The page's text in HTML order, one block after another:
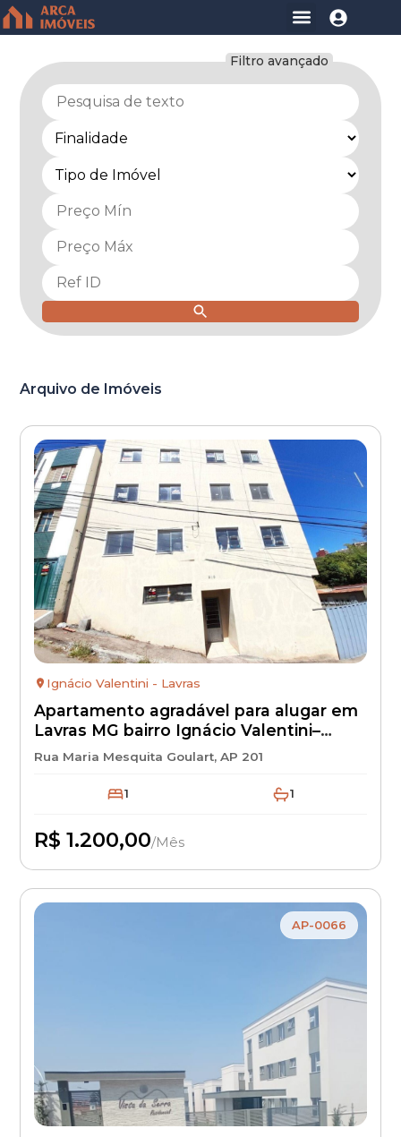
Filtro avançado
Arquivo de Imóveis
Ignácio Valentini - Lavras
Apartamento agradável para alugar em
Lavras MG bairro Ignácio Valentini–
aluguel barato 1.200,00 + IPTU +
condomínio + seguro incêndio |
Rua Maria Mesquita Goulart, AP 201
1 1
R$ 1.200,00/Mês
AP-0066